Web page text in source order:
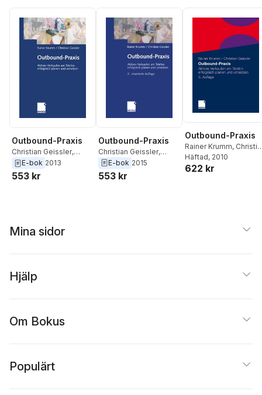
Outbound-Praxis
Christian Geissler,
Rainer Krumm
E-bok 2013
553 kr
Outbound-Praxis
Christian Geissler,
Rainer Krumm
E-bok 2015
553 kr
Outbound-Praxis
Rainer Krumm,
Geissler
Häftad, 2010
622 kr
Mina sidor
Hjälp
Om Bokus
Populärt